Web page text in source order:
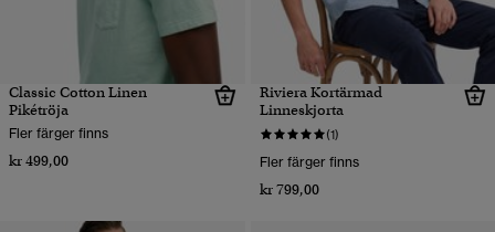
Classic Cotton Linen
Pikétröja
Fler färger finns
kr 499,00
Riviera Kortärmad
Linneskjorta
(1)
Fler färger finns
kr 799,00